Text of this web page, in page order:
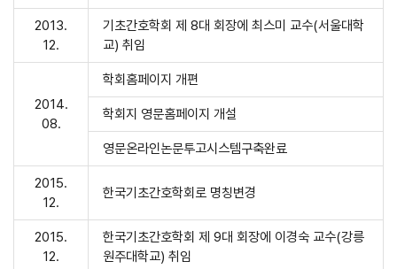
2013.
12.
기초간호학회 제 8대 회장에 최스미 교수(서울대학
교) 취임
2014.
08.
학회홈페이지 개편
학회지 영문홈페이지 개설
영문온라인논문투고시스템구축완료
2015.
12.
한국기초간호학회로 명칭변경
2015.
12.
한국기초간호학회 제 9대 회장에 이경숙 교수(강릉
원주대학교) 취임